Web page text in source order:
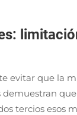
evitar que la
tercios esos